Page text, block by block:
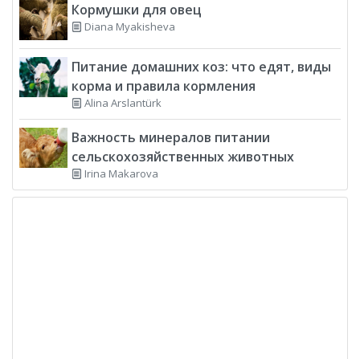
Кормушки для овец
Diana Myakisheva
Питание домашних коз: что едят, виды
корма и правила кормления
Alina Arslantürk
Важность минералов питании
сельскохозяйственных животных
Irina Makarova